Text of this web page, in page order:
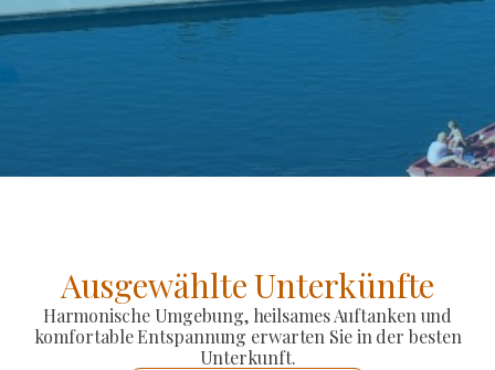
Ausgewählte Unterkünfte
Harmonische Umgebung, heilsames Auftanken und
komfortable Entspannung erwarten Sie in der besten
Unterkunft.